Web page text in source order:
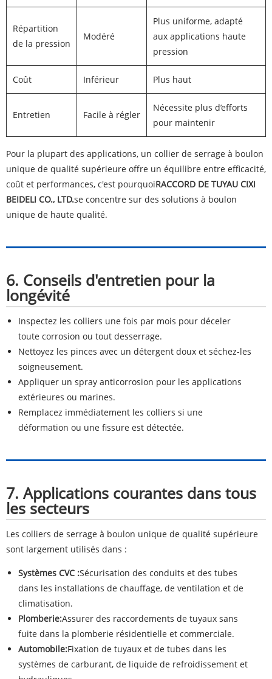
Répartition
de la pression
Modéré
Plus uniforme, adapté
aux applications haute
pression
Coût Inférieur Plus haut
Entretien Facile à régler
Nécessite plus d’efforts
pour maintenir
Pour la plupart des applications, un collier de serrage à boulon
unique de qualité supérieure offre un équilibre entre efficacité,
coût et performances, c'est pourquoiRACCORD DE TUYAU CIXI
BEIDELI CO., LTD.se concentre sur des solutions à boulon
unique de haute qualité.
6. Conseils d'entretien pour la
longévité
Inspectez les colliers une fois par mois pour déceler
toute corrosion ou tout desserrage.
Nettoyez les pinces avec un détergent doux et séchez-les
soigneusement.
Appliquer un spray anticorrosion pour les applications
extérieures ou marines.
Remplacez immédiatement les colliers si une
déformation ou une fissure est détectée.
7. Applications courantes dans tous
les secteurs
Les colliers de serrage à boulon unique de qualité supérieure
sont largement utilisés dans :
Systèmes CVC :Sécurisation des conduits et des tubes
dans les installations de chauffage, de ventilation et de
climatisation.
Plomberie:Assurer des raccordements de tuyaux sans
fuite dans la plomberie résidentielle et commerciale.
Automobile:Fixation de tuyaux et de tubes dans les
systèmes de carburant, de liquide de refroidissement et